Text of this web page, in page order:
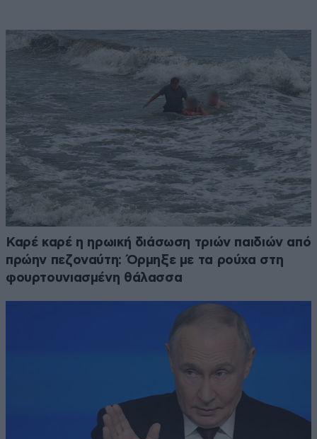
Καρέ καρέ η ηρωική διάσωση τριών παιδιών από
πρώην πεζοναύτη: Όρμηξε με τα ρούχα στη
φουρτουνιασμένη θάλασσα